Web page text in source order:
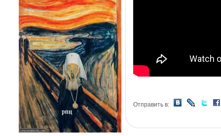
Отправить в: